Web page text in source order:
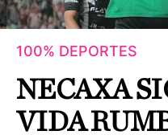
100% DEPORTES
NECAXA
VIDA